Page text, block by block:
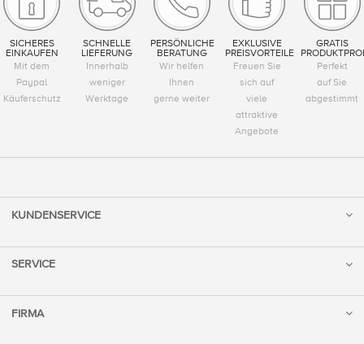
SICHERES
EINKAUFEN
Mit dem
Paypal
Käuferschutz
SCHNELLE
LIEFERUNG
Innerhalb
weniger
Werktage
PERSÖNLICHE
BERATUNG
Wir helfen
Ihnen
gerne weiter
EXKLUSIVE
PREISVORTEILE
Freuen Sie
sich auf
viele
attraktive
Angebote
GRATIS
Perfekt
auf Sie
abgestimmt
KUNDENSERVICE
SERVICE
FIRMA